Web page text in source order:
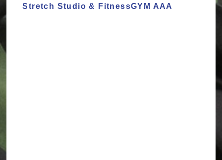
Stretch Studio & FitnessGYM AAA